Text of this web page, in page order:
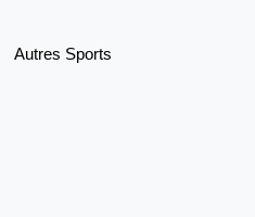
Autres Sports